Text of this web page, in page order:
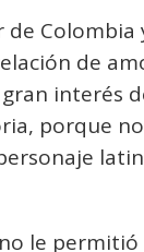
de
de
interés
porque
le permitió